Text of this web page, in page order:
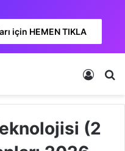
için HEMEN TIKLA
Kayıt
(2